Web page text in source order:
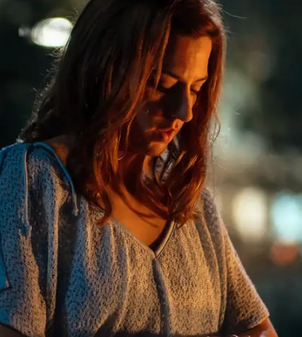
WhatsappFacebook
X
le ha preparado una cita
y luego han ido a bailar.